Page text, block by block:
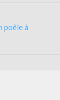
poêle à